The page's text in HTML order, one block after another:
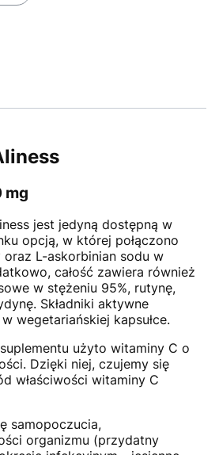
mg
jest jedyną dostępną w
opcją, w której połączono
L-askorbinian sodu w
całość zawiera również
w stężeniu 95%, rutynę,
Składniki aktywne
wegetariańskiej kapsułce.
użyto witaminy C o
Dzięki niej, czujemy się
właściwości witaminy C
samopoczucia,
organizmu (przydatny